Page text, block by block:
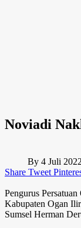
Noviadi
By 4 Juli 2022
Share Tweet
Pengurus
Kabupaten Ogan
Sumsel Herman